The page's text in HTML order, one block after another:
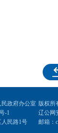
政府办公室
-1
民路1号
版权所
辽公网
邮箱：